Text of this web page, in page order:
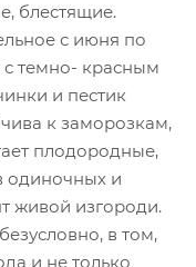
блестящие.
с июня по
темно- красным
и пестик
к заморозкам,
плодородные,
одиночных и
живой изгороди.
в том,
и не только